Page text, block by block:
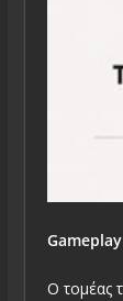
Gameplay
Ο τομέας